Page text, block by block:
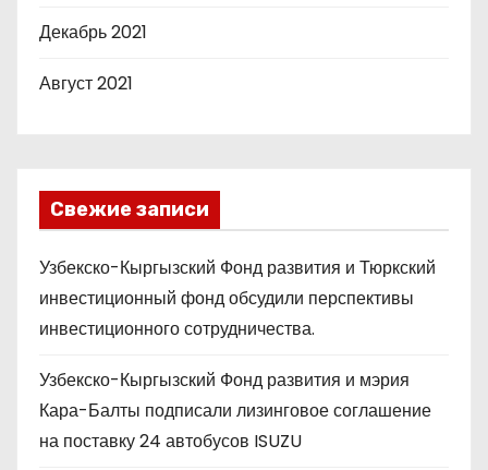
Декабрь 2021
Август 2021
Свежие записи
Узбекско-Кыргызский Фонд развития и Тюркский
инвестиционный фонд обсудили перспективы
инвестиционного сотрудничества.
Узбекско-Кыргызский Фонд развития и мэрия
Кара-Балты подписали лизинговое соглашение
на поставку 24 автобусов ISUZU